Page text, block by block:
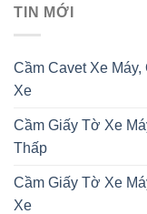
TIN MỚI
Cầm Cavet Xe
Xe
Cầm Giấy Tờ Xe
Thấp
Cầm Giấy Tờ Xe
Xe